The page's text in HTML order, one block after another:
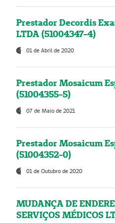
Prestador Decordis
LTDA (51004347-4)
01 de Abril de 2020
Prestador Mosaicum
(51004355-5)
07 de Maio de 2021
Prestador Mosaicum
(51004352-0)
01 de Outubro de 2020
MUDANÇA DE
SERVIÇOS MÉDICOS